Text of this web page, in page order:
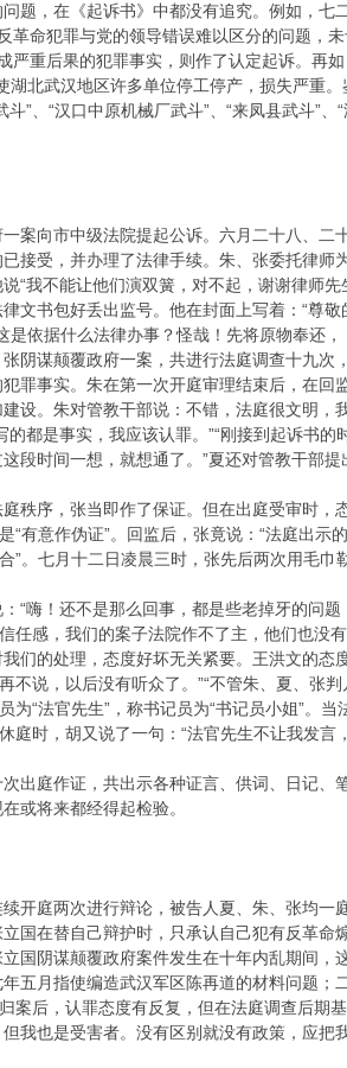
题，在《起诉书》中都没有追究。例如，
命犯罪与党的领导错误难以区分的问题，
严重后果的犯罪事实，则作了认定起诉。再
湖北武汉地区许多单位停工停产，损失严重
”、“汉口中原机械厂武斗”、“来凤县武斗”、
案向市中级法院提起公诉。六月二十八、
接受，并办理了法律手续。朱、张委托律
“我不能让他们演双簧，对不起，谢谢律师
文书包好丢出监号。他在封面上写着：“尊
依据什么法律办事？怪哉！先将原物奉还，
阴谋颠覆政府一案，共进行法庭调查十九
罪事实。朱在第一次开庭审理结束后，在
设。朱对管教干部说：不错，法庭很文明
都是事实，我应该认罪。”“刚接到起诉书
段时间一想，就想通了。”夏还对管教干部
秩序，张当即作了保证。但在出庭受审时
“有意作伪证”。回监后，张竟说：“法庭出
”。七月十二日凌晨三时，张先后两次用毛
“嗨！还不是那么回事，都是些老掉牙的问
任感，我们的案子法院作不了主，他们也没
们的处理，态度好坏无关紧要。王洪文的
不说，以后没有听众了。”“不管朱、夏、张
“法官先生”，称书记员为“书记员小姐”。
庭时，胡又说了一句：“法官先生不让我发
出庭作证，共出示各种证言、供词、日记
或将来都经得起检验。
开庭两次进行辩论，被告人夏、朱、张均一
国在替自己辩护时，只承认自己犯有反革
国阴谋颠覆政府案件发生在十年内乱期间
五月指使编造武汉军区陈再道的材料问题
案后，认罪态度有反复，但在法庭调查后期
我也是受害者。没有区别就没有政策，应把